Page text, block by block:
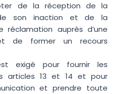
de la réception de la
son inaction et de la
réclamation auprès d’une
de former un recours
exigé pour fournir les
articles 13 et 14 et pour
et prendre toute